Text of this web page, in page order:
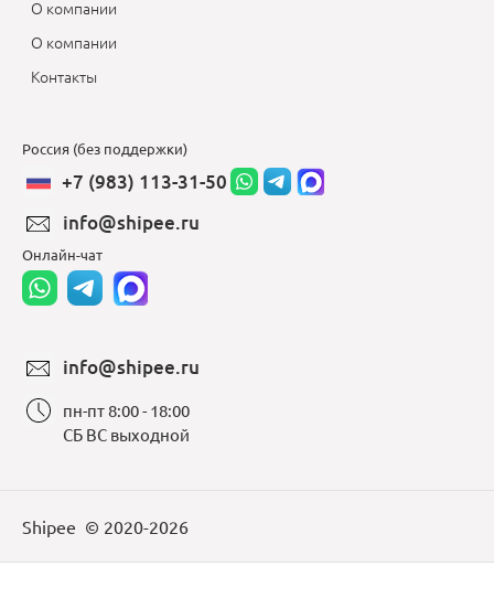
О компании
О компании
Контакты
Россия (без поддержки)
+7 (983) 113-31-50
info@shipee.ru
Онлайн-чат
info@shipee.ru
пн-пт 8:00 - 18:00
СБ ВС выходной
Shipee © 2020-2026